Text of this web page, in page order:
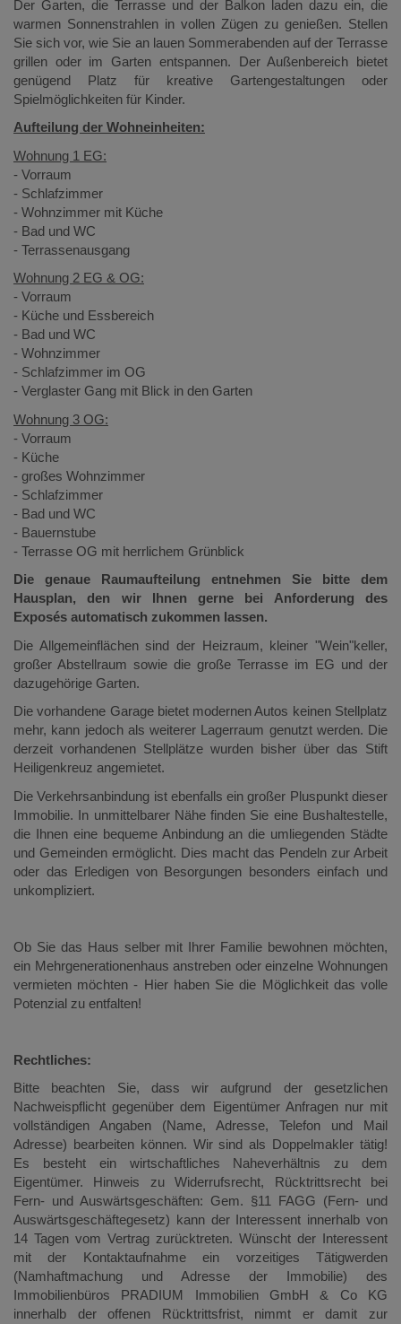
Der Garten, die Terrasse und der Balkon laden dazu ein, die
warmen Sonnenstrahlen in vollen Zügen zu genießen. Stellen
Sie sich vor, wie Sie an lauen Sommerabenden auf der Terrasse
grillen oder im Garten entspannen. Der Außenbereich bietet
genügend Platz für kreative Gartengestaltungen oder
Spielmöglichkeiten für Kinder.
Aufteilung der Wohneinheiten:
Wohnung 1 EG:
- Vorraum
- Schlafzimmer
- Wohnzimmer mit Küche
- Bad und WC
- Terrassenausgang
Wohnung 2 EG & OG:
- Vorraum
- Küche und Essbereich
- Bad und WC
- Wohnzimmer
- Schlafzimmer im OG
- Verglaster Gang mit Blick in den Garten
Wohnung 3 OG:
- Vorraum
- Küche
- großes Wohnzimmer
- Schlafzimmer
- Bad und WC
- Bauernstube
- Terrasse OG mit herrlichem Grünblick
Die genaue Raumaufteilung entnehmen Sie bitte dem
Hausplan, den wir Ihnen gerne bei Anforderung des
Exposés automatisch zukommen lassen.
Die Allgemeinflächen sind der Heizraum, kleiner "Wein"keller,
großer Abstellraum sowie die große Terrasse im EG und der
dazugehörige Garten.
Die vorhandene Garage bietet modernen Autos keinen Stellplatz
mehr, kann jedoch als weiterer Lagerraum genutzt werden. Die
derzeit vorhandenen Stellplätze wurden bisher über das Stift
Heiligenkreuz angemietet.
Die Verkehrsanbindung ist ebenfalls ein großer Pluspunkt dieser
Immobilie. In unmittelbarer Nähe finden Sie eine Bushaltestelle,
die Ihnen eine bequeme Anbindung an die umliegenden Städte
und Gemeinden ermöglicht. Dies macht das Pendeln zur Arbeit
oder das Erledigen von Besorgungen besonders einfach und
unkompliziert.
Ob Sie das Haus selber mit Ihrer Familie bewohnen möchten,
ein Mehrgenerationenhaus anstreben oder einzelne Wohnungen
vermieten möchten - Hier haben Sie die Möglichkeit das volle
Potenzial zu entfalten!
Rechtliches:
Bitte beachten Sie, dass wir aufgrund der gesetzlichen
Nachweispflicht gegenüber dem Eigentümer Anfragen nur mit
vollständigen Angaben (Name, Adresse, Telefon und Mail
Adresse) bearbeiten können. Wir sind als Doppelmakler tätig!
Es besteht ein wirtschaftliches Naheverhältnis zu dem
Eigentümer. Hinweis zu Widerrufsrecht, Rücktrittsrecht bei
Fern- und Auswärtsgeschäften: Gem. §11 FAGG (Fern- und
Auswärtsgeschäftegesetz) kann der Interessent innerhalb von
14 Tagen vom Vertrag zurücktreten. Wünscht der Interessent
mit der Kontaktaufnahme ein vorzeitiges Tätigwerden
(Namhaftmachung und Adresse der Immobilie) des
Immobilienbüros PRADIUM Immobilien GmbH & Co KG
innerhalb der offenen Rücktrittsfrist, nimmt er damit zur